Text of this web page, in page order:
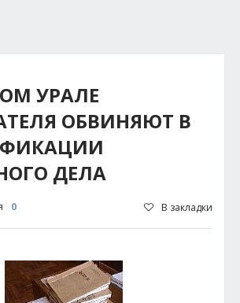
УРАЛЕ
ОБВИНЯЮТ В
ДЕЛА
0 В закладки